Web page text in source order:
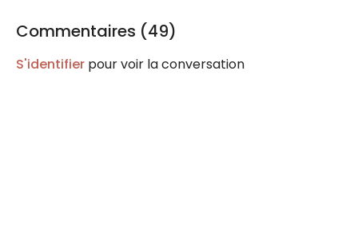
Commentaires (49)
S'identifier pour voir la conversation